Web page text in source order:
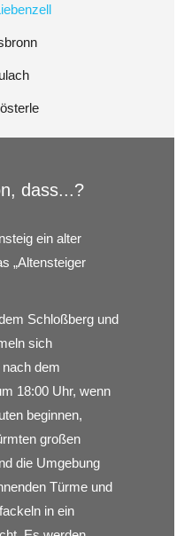
dass...?
ein alter
„Altensteiger
Schloßberg und
sich
dem
18:00 Uhr, wenn
beginnen,
großen
die Umgebung
Türme und
in ein